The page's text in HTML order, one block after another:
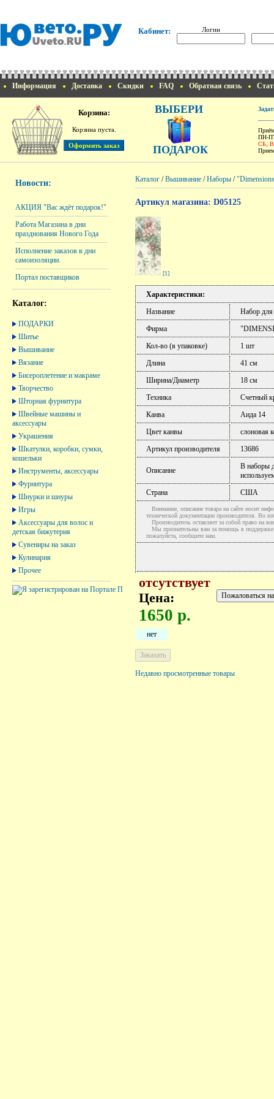
Кабинет: Логин
Информация Доставка Скидки FAQ Обратная связь
Корзина:
Корзина пуста.
ВЫБЕРИ
ПОДАРОК
ПН-
СБ,
Новости:
АКЦИЯ "Вас ждёт подарок!"
Работа Магазина в дни
празднования Нового Года
Исполнение заказов в дни
самоизоляции.
Портал поставщиков
Каталог:
ПОДАРКИ
Шитье
Вышивание
Вязание
Бисероплетение и макраме
Творчество
Шторная фурнитура
Швейные машины и
аксессуары
Украшения
Шкатулки, коробки, сумки,
кошельки
Инструменты, аксессуары
Фурнитура
Шнурки и шнуры
Игры
Аксессуары для волос и
детская бижутерия
Сувениры на заказ
Кулинария
Прочее
Каталог /Вышивание /Наборы /
Артикул магазина: D05125
[1]
Характеристики:
Название
Набор
Фирма
Кол-во (в упаковке)
1 шт
Длина
41 см
Ширина/Диаметр
18 см
Техника
Счетный
Канва
Аида 14
Цвет канвы
слоновая
Артикул производителя
13686
Описание
В наборы
Страна
США
Внимание, описание товара на сайте носит
технической документации производителя. Во
Производитель оставляет за собой право на
Мы признательны вам за помощь в поддержке
пожалуйста, сообщите нам.
отсутствует
Цена:
1650 р.
нет
Недавно просмотренные товары